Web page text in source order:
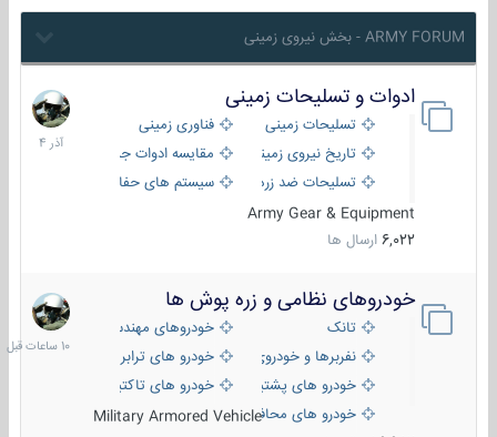
ARMY FORUM - بخش نیروی زمینی
ادوات و تسلیحات زمینی
تسلیحات زمینی
فناوری زمینی
تاریخ نیروی زمینی
مقایسه ادوات جنگی
تسلیحات ضد زره
سیستم های حفاظت فعال
Army Gear & Equipment
6,022 ارسال ها
21
آذر
1404
خودروهای نظامی و زره پوش ها
تانک
خودروهای مهندسی
نفربرها و خودروی های رزمی پیاده نظام
خودرو های ترابری نظامی
خودرو های پشتیبانی آتش ، شناسایی و ضد تانک
خودرو های تاکتیکی نظامی
خودرو های محافظت شدهMilitary Armored Vehicle
10
ساعات
قبل